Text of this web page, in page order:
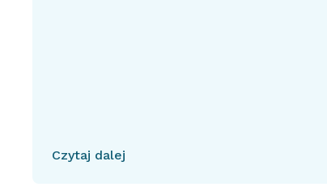
Czytaj dalej